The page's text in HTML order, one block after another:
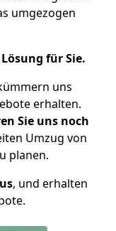
umgezogen
für Sie.
uns
erhalten.
Sie uns noch
Umzug von
planen.
, und erhalten